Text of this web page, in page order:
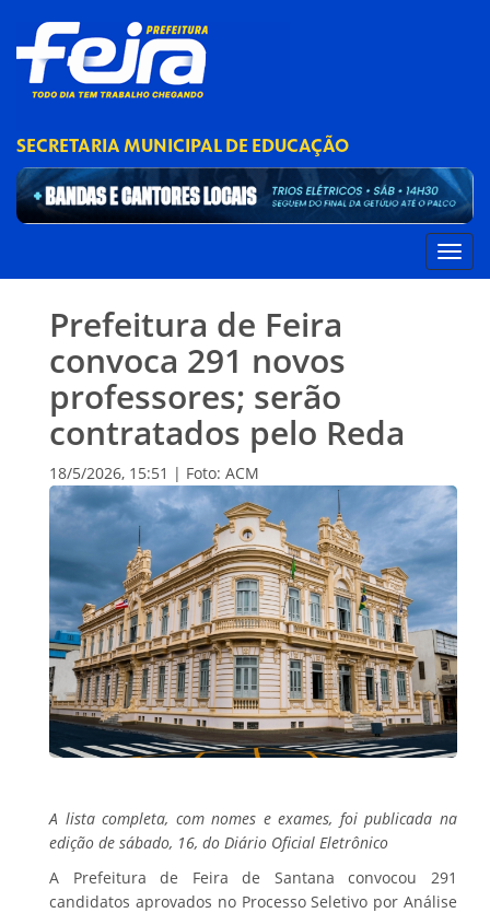
SECRETARIA MUNICIPAL DE EDUCAÇÃO
Prefeitura de Feira
convoca 291 novos
professores; serão
contratados pelo Reda
18/5/2026, 15:51 | Foto: ACM
A lista completa, com nomes e exames, foi publicada na
edição de sábado, 16, do Diário Oficial Eletrônico
A Prefeitura de Feira de Santana convocou 291
candidatos aprovados no Processo Seletivo por Análise